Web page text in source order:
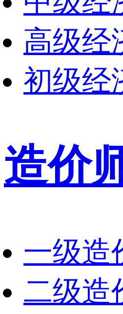
高级经
初级经
造价
一级造
二级造